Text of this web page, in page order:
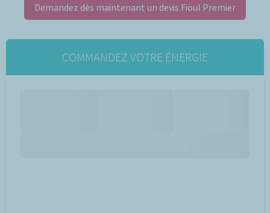
Demandez dès maintenant un devis Fioul Premier
COMMANDEZ VOTRE ÉNERGIE